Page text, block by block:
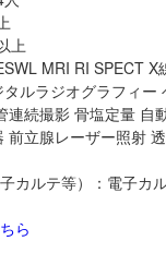
上
MRI RI SPECT X
ルラジオグラフィー
連続撮影 骨塩定量 自
前立腺レーザー照射
カルテ等）：電子カ
ら